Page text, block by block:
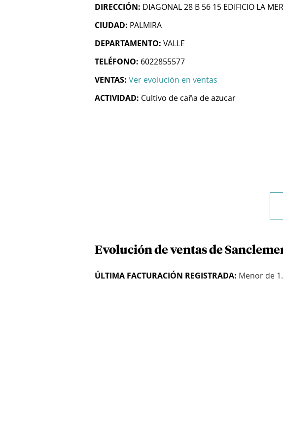
DIRECCIÓN: DIAGONAL 28 B 56 15 EDIFICIO LA
CIUDAD: PALMIRA
DEPARTAMENTO: VALLE
TELÉFONO: 6022855577
VENTAS: Ver evolución en ventas
ACTIVIDAD: Cultivo de caña de azucar
Evolución de ventas de
ÚLTIMA FACTURACIÓN REGISTRADA: Menor de